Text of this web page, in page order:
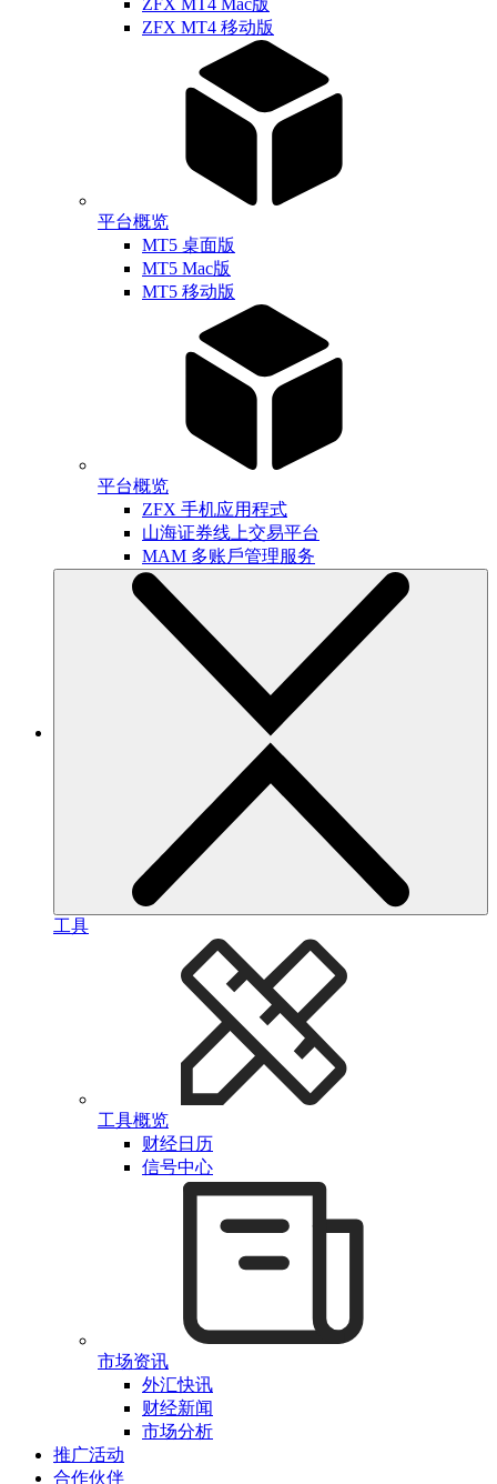
ZFX MT4 Mac版
ZFX MT4 移动版
平台概览
MT5 桌面版
MT5 Mac版
MT5 移动版
平台概览
ZFX 手机应用程式
山海证券线上交易平台
MAM 多账戶管理服务
工具
工具概览
财经日历
信号中心
市场资讯
外汇快讯
财经新闻
市场分析
推广活动
合作伙伴